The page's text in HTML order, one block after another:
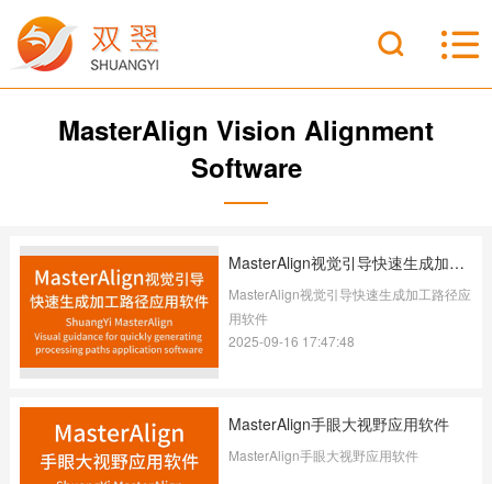
MasterAlign Vision Alignment
Software
MasterAlign视觉引导快速生成加工路径应用软件
MasterAlign视觉引导快速生成加工路径应
用软件
2025-09-16 17:47:48
MasterAlign手眼大视野应用软件
MasterAlign手眼大视野应用软件